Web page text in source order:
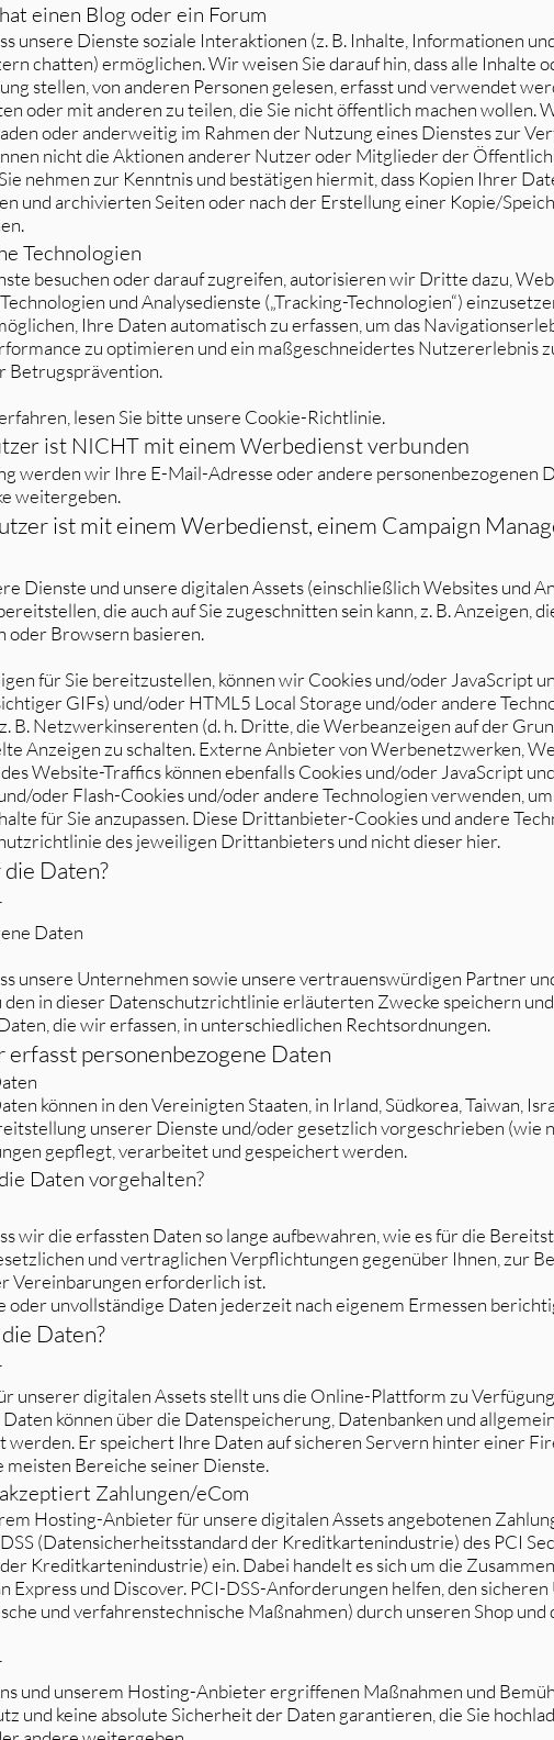
einen Blog oder ein Forum
unsere Dienste soziale Interaktionen (z. B. Inhalte, Informationen
chatten) ermöglichen. Wir weisen Sie darauf hin, dass alle Inhalte
stellen, von anderen Personen gelesen, erfasst und verwendet
oder mit anderen zu teilen, die Sie nicht öffentlich machen wollen.
oder anderweitig im Rahmen der Nutzung eines Dienstes zur
nicht die Aktionen anderer Nutzer oder Mitglieder der
nehmen zur Kenntnis und bestätigen hiermit, dass Kopien Ihrer
und archivierten Seiten oder nach der Erstellung einer Kopie/
Technologien
besuchen oder darauf zugreifen, autorisieren wir Dritte dazu,
und Analysedienste („Tracking-Technologien“)
Ihre Daten automatisch zu erfassen, um das
zu optimieren und ein maßgeschneidertes Nutzererlebnis
Betrugsprävention.
lesen Sie bitte unsere Cookie-Richtlinie.
ist NICHT mit einem Werbedienst verbunden
werden wir Ihre E-Mail-Adresse oder andere personenbezogenen
weitergeben.
ist mit einem Werbedienst, einem Campaign
Dienste und unsere digitalen Assets (einschließlich Websites und
die auch auf Sie zugeschnitten sein kann, z. B. Anzeigen,
oder Browsern basieren.
für Sie bereitzustellen, können wir Cookies und/oder JavaScript
GIFs) und/oder HTML5 Local Storage und/oder andere
B. Netzwerkinserenten (d. h. Dritte, die Werbeanzeigen auf der
Anzeigen zu schalten. Externe Anbieter von Werbenetzwerken,
Website-Traffics können ebenfalls Cookies und/oder JavaScript
oder Flash-Cookies und/oder andere Technologien verwenden,
für Sie anzupassen. Diese Drittanbieter-Cookies und andere
des jeweiligen Drittanbieters und nicht dieser hier.
Daten?
Daten
unsere Unternehmen sowie unsere vertrauenswürdigen Partner
den in dieser Datenschutzrichtlinie erläuterten Zwecke speichern
die wir erfassen, in unterschiedlichen Rechtsordnungen.
personenbezogene Daten
können in den Vereinigten Staaten, in Irland, Südkorea, Taiwan,
unserer Dienste und/oder gesetzlich vorgeschrieben (wie
gepflegt, verarbeitet und gespeichert werden.
Daten vorgehalten?
wir die erfassten Daten so lange aufbewahren, wie es für die
und vertraglichen Verpflichtungen gegenüber Ihnen, zur
Vereinbarungen erforderlich ist.
unvollständige Daten jederzeit nach eigenem Ermessen
Daten?
unserer digitalen Assets stellt uns die Online-Plattform zu
können über die Datenspeicherung, Datenbanken und
werden. Er speichert Ihre Daten auf sicheren Servern hinter einer
meisten Bereiche seiner Dienste.
Zahlungen/eCom
Hosting-Anbieter für unsere digitalen Assets angebotenen
(Datensicherheitsstandard der Kreditkartenindustrie) des PCI
Kreditkartenindustrie) ein. Dabei handelt es sich um die
Express und Discover. PCI-DSS-Anforderungen helfen, den
und verfahrenstechnische Maßnahmen) durch unseren Shop
und unserem Hosting-Anbieter ergriffenen Maßnahmen und
und keine absolute Sicherheit der Daten garantieren, die Sie